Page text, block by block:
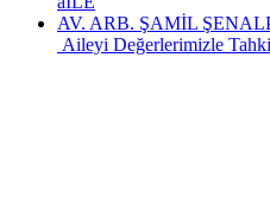
AV. ARB. ŞAMİL
Aileyi Değerlerimizle